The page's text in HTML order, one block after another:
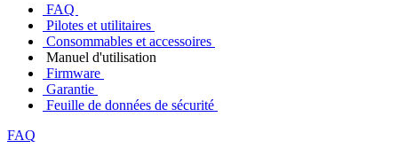
FAQ
Pilotes et utilitaires
Consommables et accessoires
Manuel d'utilisation
Firmware
Garantie
Feuille de données de sécurité
FAQ